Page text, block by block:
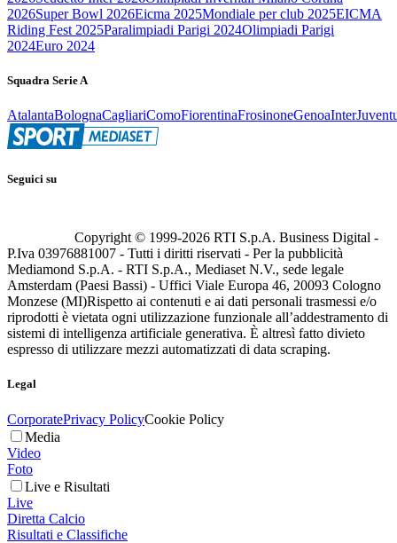
2026Super Bowl 2026Eicma 2025Mondiale per club 2025EICMA
Riding Fest 2025Paralimpiadi Parigi 2024Olimpiadi Parigi
2024Euro 2024
Squadra Serie A
AtalantaBolognaCagliariComoFiorentinaFrosinoneGenoaInter
Seguici su
Copyright © 1999-2026 RTI S.p.A. Business Digital -
P.Iva 03976881007 - Tutti i diritti riservati - Per la pubblicità
Mediamond S.p.A. - RTI S.p.A., Mediaset N.V., sede legale
Amsterdam (Paesi Bassi) - Uffici Viale Europa 46, 20093 Cologno
Monzese (MI)Rispetto ai contenuti e ai dati personali trasmessi e/o
riprodotti è vietata ogni utilizzazione funzionale all’addestramento di
sistemi di intelligenza artificiale generativa. È altresì fatto divieto
espresso di utilizzare mezzi automatizzati di data scraping.
Legal
CorporatePrivacy PolicyCookie Policy
Media
Video
Foto
Live e Risultati
Live
Diretta Calcio
Risultati e Classifiche